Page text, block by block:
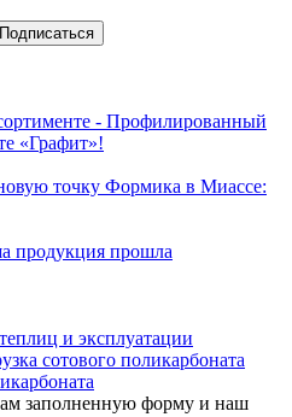
- Профилированный
«Графит»!
точку Формика в Миассе:
продукция прошла
и эксплуатации
сотового поликарбоната
заполненную форму и наш